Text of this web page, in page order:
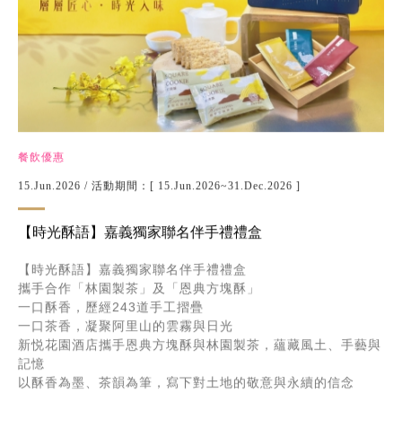
餐飲優惠
15.Jun.2026 / 活動期間：[ 15.Jun.2026~31.Dec.2026 ]
【時光酥語】嘉義獨家聯名伴手禮禮盒
【時光酥語】嘉義獨家聯名伴手禮禮盒
攜手合作「林園製茶」及「恩典方塊酥」
一口酥香，歷經243道手工摺疊
一口茶香，凝聚阿里山的雲霧與日光
新悦花園酒店攜手恩典方塊酥與林園製茶，蘊藏風土、手藝與
記憶
以酥香為墨、茶韻為筆，寫下對土地的敬意與永續的信念